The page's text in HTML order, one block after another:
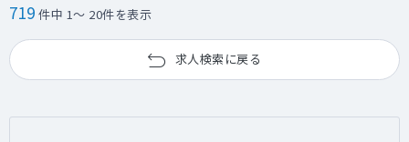
719 件中 1～ 20件を表示
求人検索に戻る